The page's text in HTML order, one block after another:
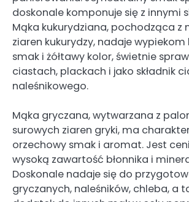
doskonale komponuje się z innymi
Mąka kukurydziana, pochodząca z
ziaren kukurydzy, nadaje wypiekom
smak i żółtawy kolor, świetnie
ciastach, plackach i jako składnik
naleśnikowego.
Mąka gryczana, wytwarzana z
surowych ziaren gryki, ma
orzechowy smak i aromat. Jest
wysoką zawartość błonnika i
Doskonale nadaje się do
gryczanych, naleśników, chleba, a